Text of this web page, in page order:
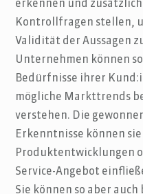
erkennen und
Kontrollfragen stellen,
Validität der Aussagen
Unternehmen können
Bedürfnisse ihrer
mögliche Markttrends
verstehen. Die
Erkenntnisse können
Produktentwicklungen
Service-Angebot
Sie können so aber auch